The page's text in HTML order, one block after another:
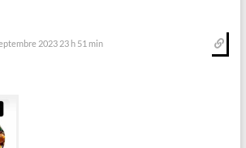
2023 23 h 51 min